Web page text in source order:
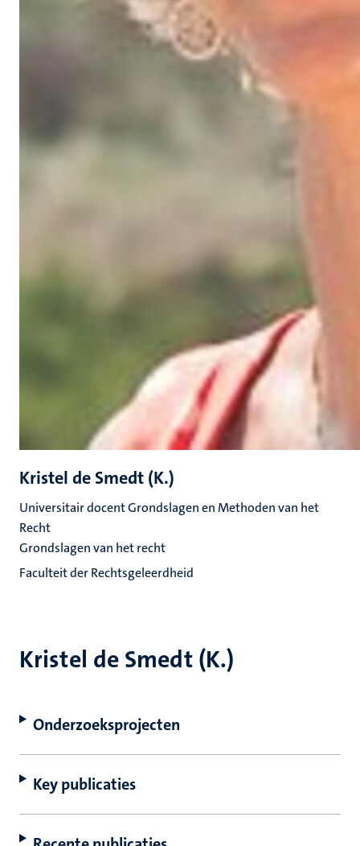
Kristel de Smedt (K.)
Onderzoeksprojecten
Key publicaties
Kristel de Smedt (K.)
Universitair docent Grondslagen en Methoden van het
Recht
Grondslagen van het recht
Faculteit der Rechtsgeleerdheid